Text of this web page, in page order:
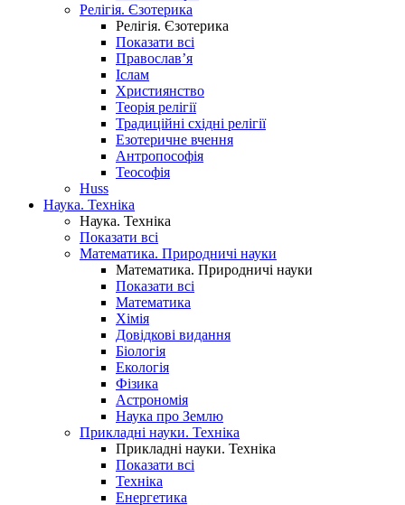
Релігія. Єзотерика
Релігія. Єзотерика
Показати всі
Православ’я
Іслам
Християнство
Теорія релігії
Традиційні східні релігії
Езотеричне вчення
Антропософія
Теософія
Huss
Наука. Техніка
Наука. Техніка
Показати всі
Математика. Природничі науки
Математика. Природничі науки
Показати всі
Математика
Хімія
Довідкові видання
Біологія
Екологія
Фізика
Астрономія
Наука про Землю
Прикладні науки. Техніка
Прикладні науки. Техніка
Показати всі
Техніка
Енергетика